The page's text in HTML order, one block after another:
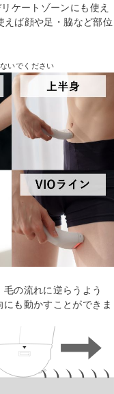
ケートゾーンにも使え
えば顔や足・脇など部位
いでください
の流れに逆らうよう
も動かすことができま